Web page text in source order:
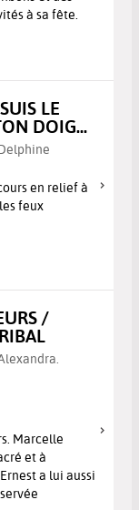
à sa fête.
LE
DOIG...
en relief à
feux
/
Marcelle
et à
a lui aussi